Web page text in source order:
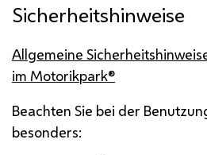
Sicherheitshinweise
Allgemeine
im Motorikpark®
Beachten Sie bei der
besonders: